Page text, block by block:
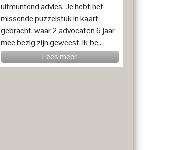
uitmuntend advies. Je hebt het
missende puzzelstuk in kaart
gebracht, waar 2 advocaten 6 jaar
mee bezig zijn geweest. Ik be...
Lees meer